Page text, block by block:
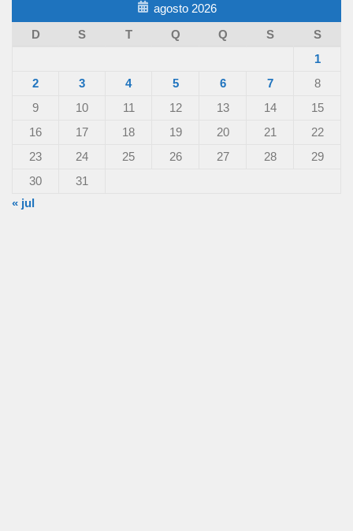
agosto 2026
D
S T Q Q S
S
1
2
3 4 5 6 7
8
9
10 11 12 13 14
15
16
17 18 19 20 21
22
23
24 25 26 27 28
29
30
31
« jul